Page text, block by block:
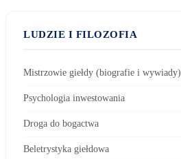
LUDZIE I FILOZOFIA
Mistrzowie giełdy (biografie i wywiady)
Psychologia inwestowania
Droga do bogactwa
Beletrystyka giełdowa